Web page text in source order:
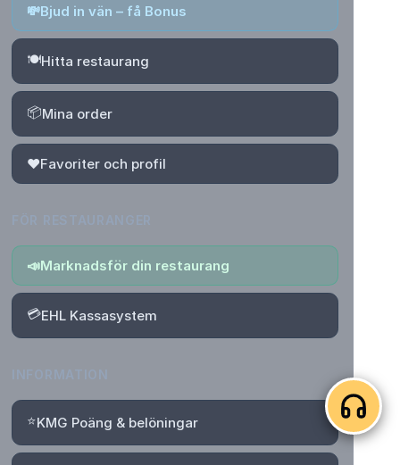
💸Bjud in vän – få Bonus
🍽️Hitta restaurang
📦Mina order
❤️Favoriter och profil
📣Marknadsför din restaurang
💳EHL Kassasystem
⭐KMG Poäng & belöningar